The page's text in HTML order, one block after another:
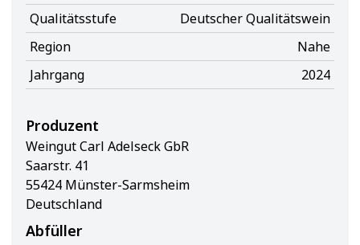
Qualitätsstufe
Deutscher Qualitätswein
Region
Nahe
Jahrgang
2024
Produzent
Weingut Carl Adelseck GbR
Saarstr. 41
55424 Münster-Sarmsheim
Deutschland
Abfüller